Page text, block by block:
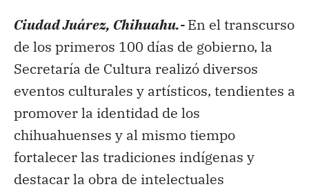
Ciudad Juárez, Chihuahu.-En el transcurso
de los primeros 100 días de gobierno, la
Secretaría de Cultura realizó diversos
eventos culturales y artísticos, tendientes a
promover la identidad de los
chihuahuenses y al mismo tiempo
fortalecer las tradiciones indígenas y
destacar la obra de intelectuales